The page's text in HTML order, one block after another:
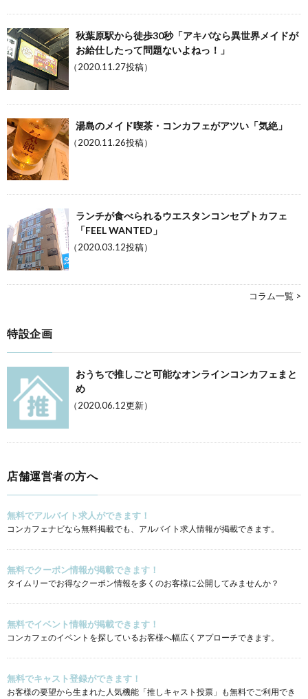
秋葉原駅から徒歩30秒「アキバなら異世界メイドが
お給仕したって問題ないよねっ！」
（2020.11.27投稿）
湯島のメイド喫茶・コンカフェがアツい「気絶」
（2020.11.26投稿）
ランチが食べられるウエスタンコンセプトカフェ
「FEEL WANTED」
（2020.03.12投稿）
コラム一覧 >
特設企画
おうちで推しごと可能なオンラインコンカフェまと
め
（2020.06.12更新）
店舗運営者の方へ
無料でアルバイト求人ができます！
コンカフェナビなら無料掲載でも、アルバイト求人情報が掲載できます。
無料でクーポン情報が掲載できます！
タイムリーでお得なクーポン情報を多くのお客様に公開してみませんか？
無料でイベント情報が掲載できます！
コンカフェのイベントを探しているお客様へ幅広くアプローチできます。
無料でキャスト登録ができます！
お客様の要望から生まれた人気機能「推しキャスト投票」も無料でご利用でき